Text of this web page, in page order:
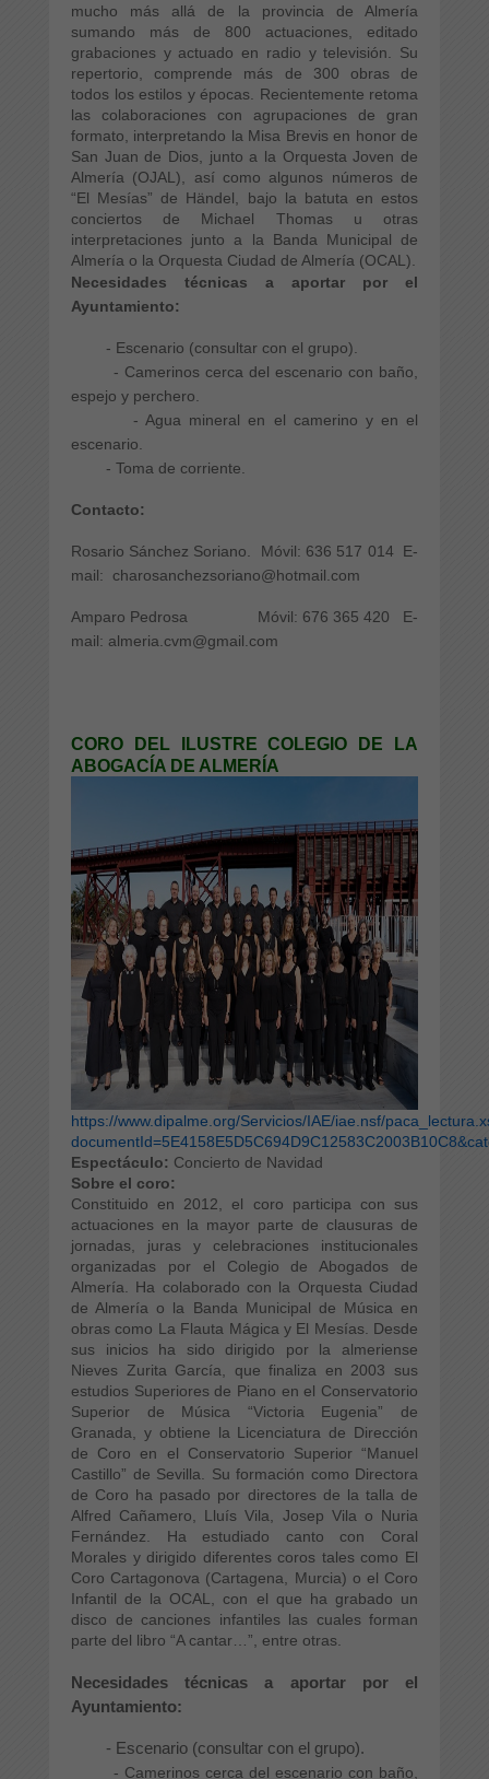
mucho más allá de la provincia de Almería
sumando más de 800 actuaciones, editado
grabaciones y actuado en radio y televisión. Su
repertorio, comprende más de 300 obras de
todos los estilos y épocas. Recientemente retoma
las colaboraciones con agrupaciones de gran
formato, interpretando la Misa Brevis en honor de
San Juan de Dios, junto a la Orquesta Joven de
Almería (OJAL), así como algunos números de
“El Mesías” de Händel, bajo la batuta en estos
conciertos de Michael Thomas u otras
interpretaciones junto a la Banda Municipal de
Almería o la Orquesta Ciudad de Almería (OCAL).
Necesidades técnicas a aportar por el
Ayuntamiento:
- Escenario (consultar con el grupo).
- Camerinos cerca del escenario con baño,
espejo y perchero.
- Agua mineral en el camerino y en el
escenario.
- Toma de corriente.
Contacto:
Rosario Sánchez Soriano. Móvil: 636 517 014 E-
mail: charosanchezsoriano@hotmail.com
Amparo Pedrosa Móvil: 676 365 420 E-
mail: almeria.cvm@gmail.com
CORO DEL ILUSTRE COLEGIO DE LA
ABOGACÍA DE ALMERÍA
https://www.dipalme.org/Servicios/IAE/iae.nsf/
Espectáculo: Concierto de Navidad
Sobre el coro:
Constituido en 2012, el coro participa con sus
actuaciones en la mayor parte de clausuras de
jornadas, juras y celebraciones institucionales
organizadas por el Colegio de Abogados de
Almería. Ha colaborado con la Orquesta Ciudad
de Almería o la Banda Municipal de Música en
obras como La Flauta Mágica y El Mesías. Desde
sus inicios ha sido dirigido por la almeriense
Nieves Zurita García, que finaliza en 2003 sus
estudios Superiores de Piano en el Conservatorio
Superior de Música “Victoria Eugenia” de
Granada, y obtiene la Licenciatura de Dirección
de Coro en el Conservatorio Superior “Manuel
Castillo” de Sevilla. Su formación como Directora
de Coro ha pasado por directores de la talla de
Alfred Cañamero, Lluís Vila, Josep Vila o Nuria
Fernández. Ha estudiado canto con Coral
Morales y dirigido diferentes coros tales como El
Coro Cartagonova (Cartagena, Murcia) o el Coro
Infantil de la OCAL, con el que ha grabado un
disco de canciones infantiles las cuales forman
parte del libro “A cantar…”, entre otras.
Necesidades técnicas a aportar por el
Ayuntamiento:
- Escenario (consultar con el grupo).
- Camerinos cerca del escenario con baño,